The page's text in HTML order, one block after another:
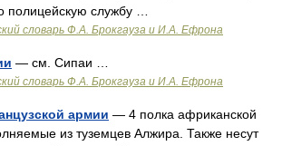
полицейскую службу …
словарь Ф.А. Брокгауза и И.А. Ефрона
— см. Сипаи …
словарь Ф.А. Брокгауза и И.А. Ефрона
армии — 4 полка африканской
из туземцев Алжира. Также несут